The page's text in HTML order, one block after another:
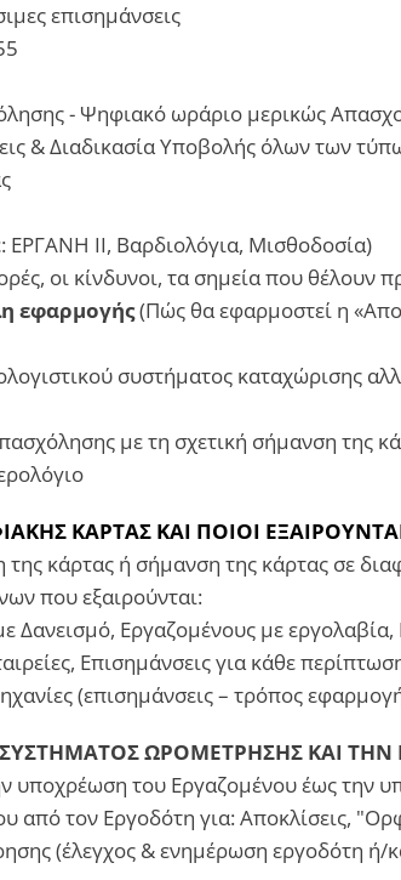
επισημάνσεις
- Ψηφιακό ωράριο μερικώς
& Διαδικασία Υποβολής όλων των
ΙΙ, Βαρδιολόγια, Μισθοδοσία)
οι κίνδυνοι, τα σημεία που θέλουν
εφαρμογής(Πώς θα εφαρμοστεί η
συστήματος καταχώρισης
με τη σχετική σήμανση της
ΚΑΡΤΑΣ ΚΑΙ ΠΟΙΟΙ ΕΞΑΙΡΟΥΝΤΑΙ
της κάρτας ή σήμανση της κάρτας σε
που εξαιρούνται:
Δανεισμό, Εργαζομένους με
Επισημάνσεις για κάθε
(επισημάνσεις – τρόπος
ΩΡΟΜΕΤΡΗΣΗΣ ΚΑΙ
υποχρέωση του Εργαζομένου έως την
από τον Εργοδότη για: Αποκλίσεις,
(έλεγχος & ενημέρωση εργοδότη ή/